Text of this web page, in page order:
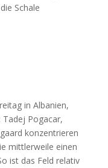
Schale
in Albanien,
Pogacar,
konzentrieren
mittlerweile einen
ist das Feld relativ